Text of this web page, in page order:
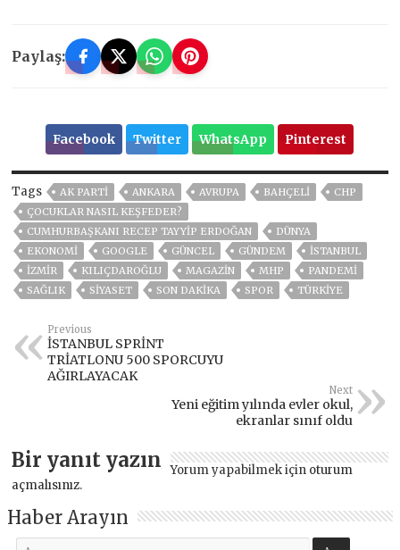
Paylaş:
Facebook Twitter WhatsApp Pinterest
Tags AK PARTİ ANKARA AVRUPA BAHÇELİ
CHP
ÇOCUKLAR NASIL KEŞFEDER?
CUMHURBAŞKANI RECEP TAYYIP ERDOĞAN
DÜNYA
EKONOMİ
GOOGLE GÜNCEL GÜNDEM
ISTANBUL
İZMIR
KILIÇDAROĞLU MAGAZİN MHP
PANDEMİ
SAĞLIK
SİYASET SON DAKIKA SPOR TÜRKİYE
Previous
İSTANBUL SPRİNT
TRİATLONU 500 SPORCUYU
AĞIRLAYACAK
Next
Yeni eğitim yılında evler okul,
ekranlar sınıf oldu
Bir yanıt yazın Yorum yapabilmek için oturum
açmalısınız.
Haber Arayın